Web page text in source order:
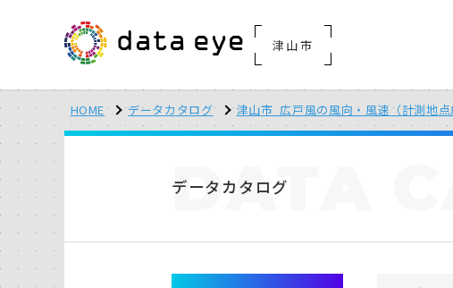
津山市
HOME データカタログ 津山市_広戸風の風向・風速（計測地
データカタログ
DATA